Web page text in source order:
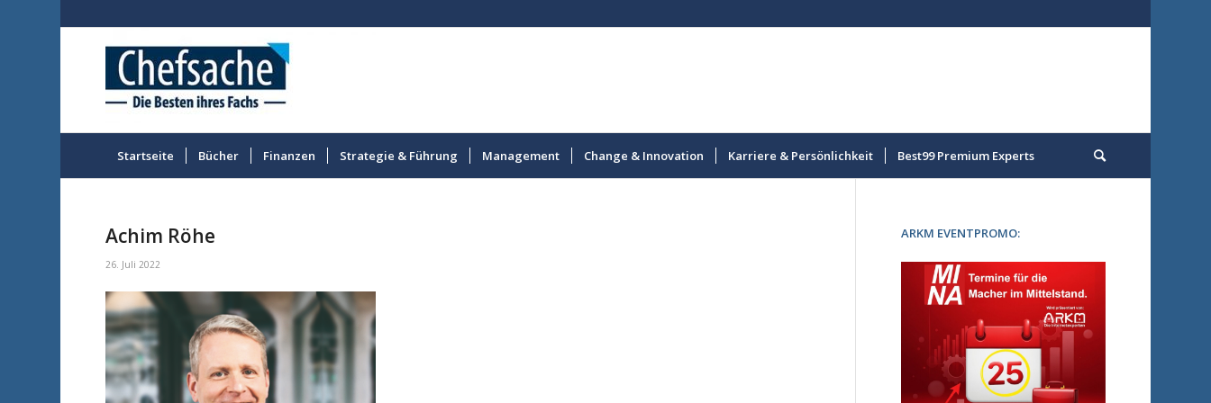
Startseite Bücher Finanzen Strategie & Führung Management Change & Innovation Karriere & Persönlichkeit Best99 Premium Experts
Achim Röhe
26. Juli 2022
ARKM EVENTPROMO: